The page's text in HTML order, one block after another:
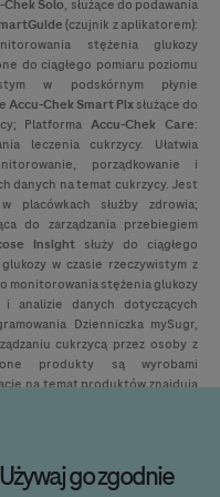
ChekSolo, służące do podawania
(czujnik z aplikatorem):
stężenia glukozy
do ciągłego pomiaru poziomu
w podskórnym płynie
Accu-ChekSmart Pixsłużące do
PlatformaAccu-Chek Care:
leczenia cukrzycy. Ułatwia
porządkowanie i
danych na temat cukrzycy. Jest
placówkach służby zdrowia;
do zarządzania przebiegiem
Insight służy do ciągłego
w czasie rzeczywistym z
monitorowania stężenia glukozy
analizie danych dotyczących
Dzienniczka mySugr,
cukrzycą przez osoby z
produkty są wyrobami
na temat produktów znajdują
go zgodnie